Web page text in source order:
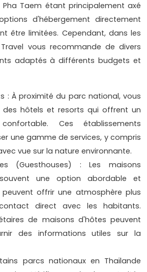
Taem étant principalement axé
d'hébergement directement
être limitées. Cependant, dans les
vous recommande de divers
adaptés à différents budgets et
: À proximité du parc national, vous
des hôtels et resorts qui offrent un
Ces établissements
une gamme de services, y compris
vue sur la nature environnante.
(Guesthouses) : Les maisons
une option abordable et
peuvent offrir une atmosphère plus
direct avec les habitants.
de maisons d'hôtes peuvent
des informations utiles sur la
parcs nationaux en Thaïlande